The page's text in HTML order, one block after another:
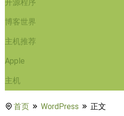
开源程序
博客世界
主机推荐
Apple
主机
首页 WordPress 正文